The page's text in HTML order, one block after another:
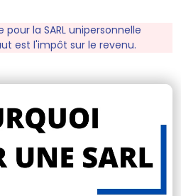
pour la SARL unipersonnelle
est l'impôt sur le revenu.